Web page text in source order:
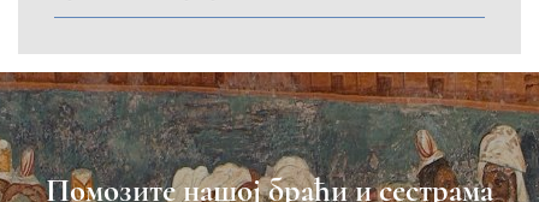
Помозите нашој браћи и сестрама